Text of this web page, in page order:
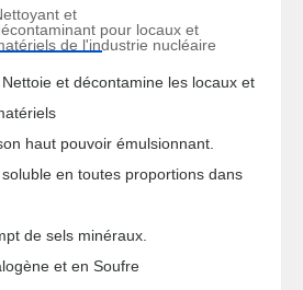
et
pour locaux et
de l'industrie nucléaire
Nettoie et décontamine les locaux et
haut pouvoir émulsionnant.
en toutes proportions dans
de sels minéraux.
et en Soufre